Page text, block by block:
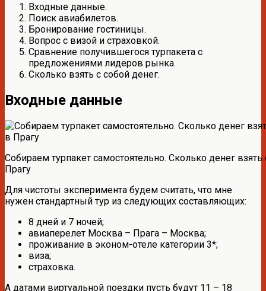
Входные данные.
Поиск авиабилетов.
Бронирование гостиницы.
Вопрос с визой и страховкой.
Сравнение получившегося турпакета с
предложениями лидеров рынка.
Сколько взять с собой денег.
Входные данные
Собираем турпакет самостоятельно. Сколько денег взять
Прагу
Для чистоты эксперимента будем считать, что мне
нужен стандартный тур из следующих составляющих:
8 дней и 7 ночей;
авиаперелет Москва – Прага – Москва;
проживание в эконом-отеле категории 3*;
виза;
страховка.
А датами виртуальной поездки пусть будут 11 – 18